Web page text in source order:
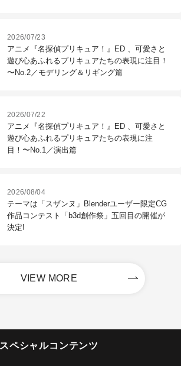
2026/07/23
アニメ『名探偵プリキュア！』ED 、可愛さと
遊び心あふれるプリキュアたちの表現に注目！
〜No.2／モデリング＆リギング篇
2026/07/22
アニメ『名探偵プリキュア！』ED 、可愛さと
遊び心あふれるプリキュアたちの表現に注
目！〜No.1／演出篇
2026/08/04
テーマは「スザンヌ」Blenderユーザー限定CG
作品コンテスト「b3d創作祭」五回目の開催が
決定!
VIEW MORE
スペシャルコンテンツ